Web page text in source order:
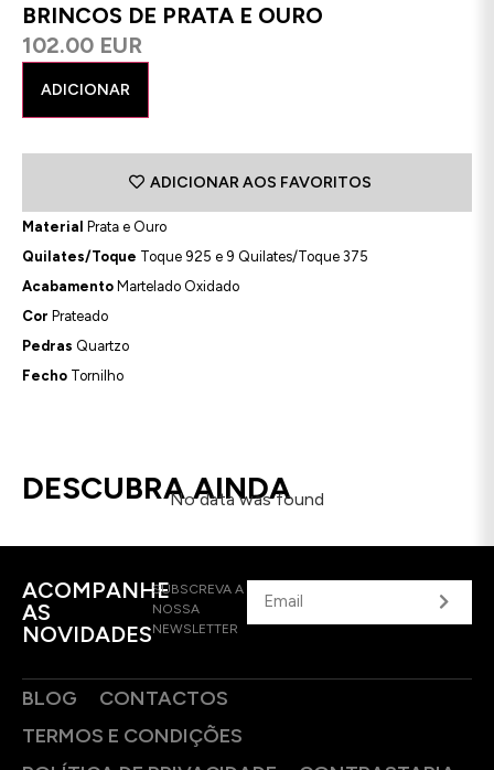
BRINCOS DE PRATA E OURO
102.00 EUR
ADICIONAR
ADICIONAR AOS FAVORITOS
Material Prata e Ouro
Quilates/Toque Toque 925 e 9 Quilates/Toque 375
Acabamento Martelado Oxidado
Cor Prateado
Pedras Quartzo
Fecho Tornilho
DESCUBRA AINDA
No data was found
ACOMPANHE
AS
NOVIDADES
SUBSCREVA A
NOSSA
NEWSLETTER
BLOG
CONTACTOS
TERMOS E CONDIÇÕES